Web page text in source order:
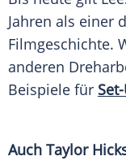
Jahren als einer
Filmgeschichte.
anderen
Beispiele für
Auch Taylor